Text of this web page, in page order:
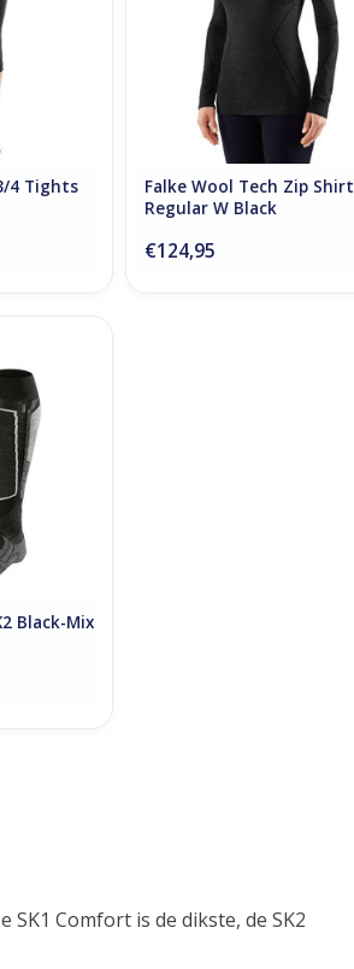
4 Tights
Falke Wool Tech Zip Shirt
Regular W Black
€124,95
Black-Mix
Comfort is de dikste, de SK2